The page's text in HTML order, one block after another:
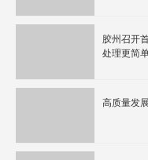
胶州召开首
处理更简
高质量发